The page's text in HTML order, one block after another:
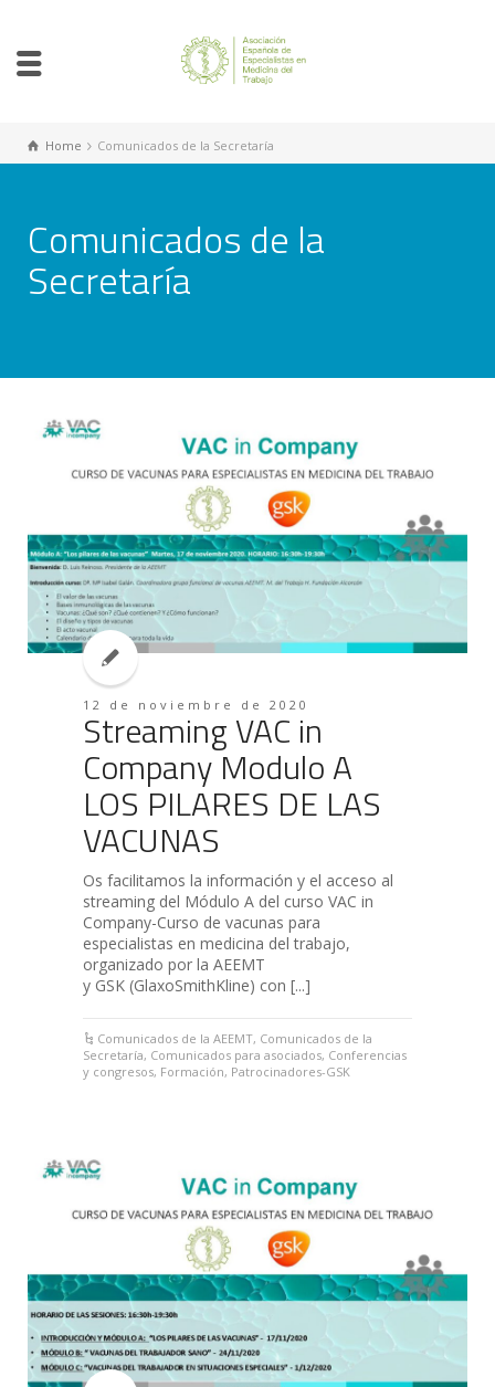
Home Comunicados de la Secretaría
Comunicados de la
Secretaría
12 de noviembre de 2020
Streaming VAC in
Company Modulo A
LOS PILARES DE LAS
VACUNAS
Os facilitamos la información y el acceso al
streaming del Módulo A del curso VAC in
Company-Curso de vacunas para
especialistas en medicina del trabajo,
organizado por la AEEMT
y GSK (GlaxoSmithKline) con [...]
Comunicados de la AEEMT, Comunicados de la
Secretaría, Comunicados para asociados, Conferencias
y congresos, Formación, Patrocinadores-GSK